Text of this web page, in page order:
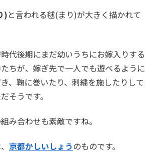
)と言われる毬(まり)が大きく描かれて
代後期にまだ幼いうちにお嫁入りする
ちが、嫁ぎ先で一人でも遊べるように
、鞠に巻いたり、刺繍を施したりして
そうです。
み合わせも素敵ですね。
京都かしいしょうのものです。